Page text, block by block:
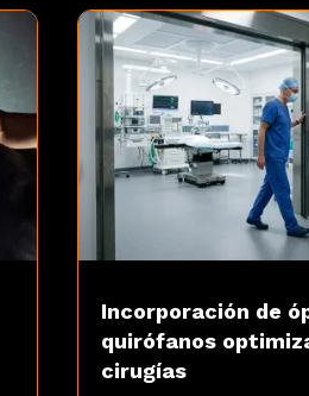
Incorporación de
quirófanos
cirugías